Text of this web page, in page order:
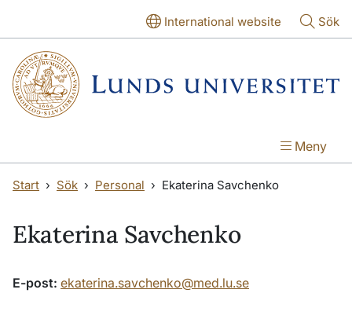
International website Sök
Meny
Start Sök Personal Ekaterina Savchenko
Ekaterina Savchenko
E-post: ekaterina.savchenko@med.lu.se